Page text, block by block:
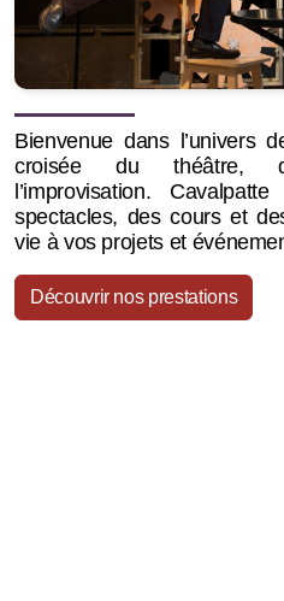
Bienvenue dans l’univers
croisée du
l’improvisation.
spectacles, des cours et
vie à vos projets et
Découvrir nos prestations